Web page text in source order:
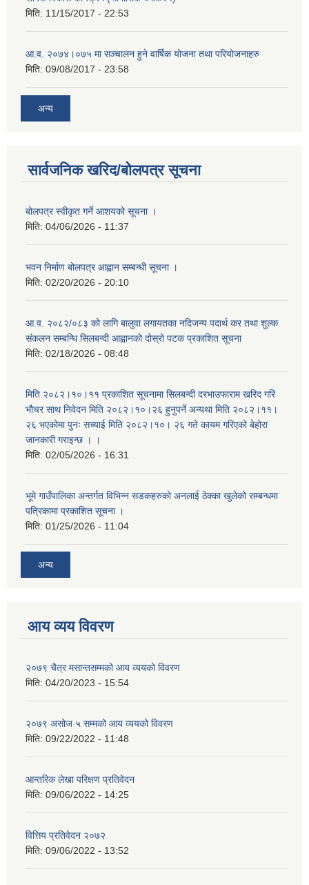
मिति: 11/15/2017 - 22:53
आ.व. २०७४।०७५ मा सञ्चालन हुने वार्षिक योजना तथा परियोजनाहरु
मिति: 09/08/2017 - 23:58
अन्य
सार्वजनिक खरिद/बोलपत्र सूचना
बोलपत्र स्वीकृत गर्ने आशयको सूचना ।
मिति: 04/06/2026 - 11:37
भवन निर्माण बोलपत्र आह्वान सम्बन्धी सूचना ।
मिति: 02/20/2026 - 20:10
आ.व. २०८२/०८३ को लागि बालुवा लगायतका नदिजन्य पदार्थ कर तथा शुल्क
संकलन सम्बन्धि सिलबन्दी आह्वानको दोस्रो पटक प्रकाशित सूचना
मिति: 02/18/2026 - 08:48
मिति २०८२।१०।११ प्रकाशित सूचनामा सिलबन्दी दरभाउफाराम खरिद गरि
भौचर साथ निवेदन मिति २०८२।१०।२६ हुनुपर्ने अन्यथा मिति २०८२।११।
२६ भएकोमा पुनः सच्याई मिति २०८२।१०। २६ गते कायम गरिएको बेहोरा
जानकारी गराइन्छ । ।
मिति: 02/05/2026 - 16:31
भूमे गाउँपालिका अन्तर्गत विभिन्न सडकहरुको अनलाई ठेक्का खुलेको सम्बन्धमा
पत्रिकामा प्रकाशित सूचना ।
मिति: 01/25/2026 - 11:04
अन्य
आय व्यय विवरण
२०७९ चैत्र मसान्तसम्मको आय व्ययको विवरण
मिति: 04/20/2023 - 15:54
२०७९ असोज ५ सम्मको आय व्ययको विवरण
मिति: 09/22/2022 - 11:48
आन्तरिक लेखा परिक्षण प्रतिवेदन
मिति: 09/06/2022 - 14:25
वित्तिय प्रतिवेदन २०७२
मिति: 09/06/2022 - 13:52